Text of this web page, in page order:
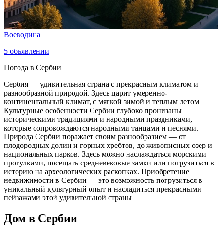
Воеводина
5 объявлений
Погода в Сербии
Сербия — удивительная страна с прекрасным климатом и
разнообразной природой. Здесь царит умеренно-
континентальный климат, с мягкой зимой и теплым летом.
Культурные особенности Сербии глубоко пронизаны
историческими традициями и народными праздниками,
которые сопровождаются народными танцами и песнями.
Природа Сербии поражает своим разнообразием — от
плодородных долин и горных хребтов, до живописных озер и
национальных парков. Здесь можно наслаждаться морскими
прогулками, посещать средневековые замки или погрузиться в
историю на археологических раскопках. Приобретение
недвижимости в Сербии — это возможность погрузиться в
уникальный культурный опыт и насладиться прекрасными
пейзажами этой удивительной страны
Дом в Сербии